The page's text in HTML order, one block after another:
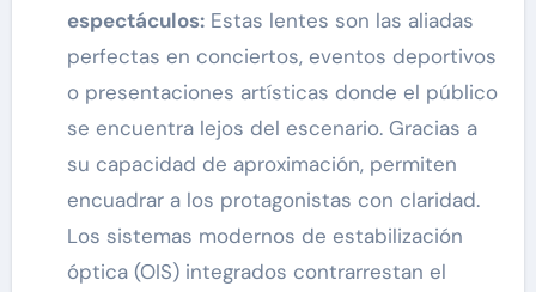
espectáculos:Estas lentes son las aliadas
perfectas en conciertos, eventos deportivos
o presentaciones artísticas donde el público
se encuentra lejos del escenario. Gracias a
su capacidad de aproximación, permiten
encuadrar a los protagonistas con claridad.
Los sistemas modernos de estabilización
óptica (OIS) integrados contrarrestan el